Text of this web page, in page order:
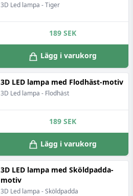
3D Led lampa - Tiger
189 SEK
Lägg i varukorg
3D LED lampa med Flodhäst-motiv
3D Led lampa - Flodhäst
189 SEK
Lägg i varukorg
3D LED lampa med Sköldpadda-
motiv
3D Led lampa - Sköldpadda